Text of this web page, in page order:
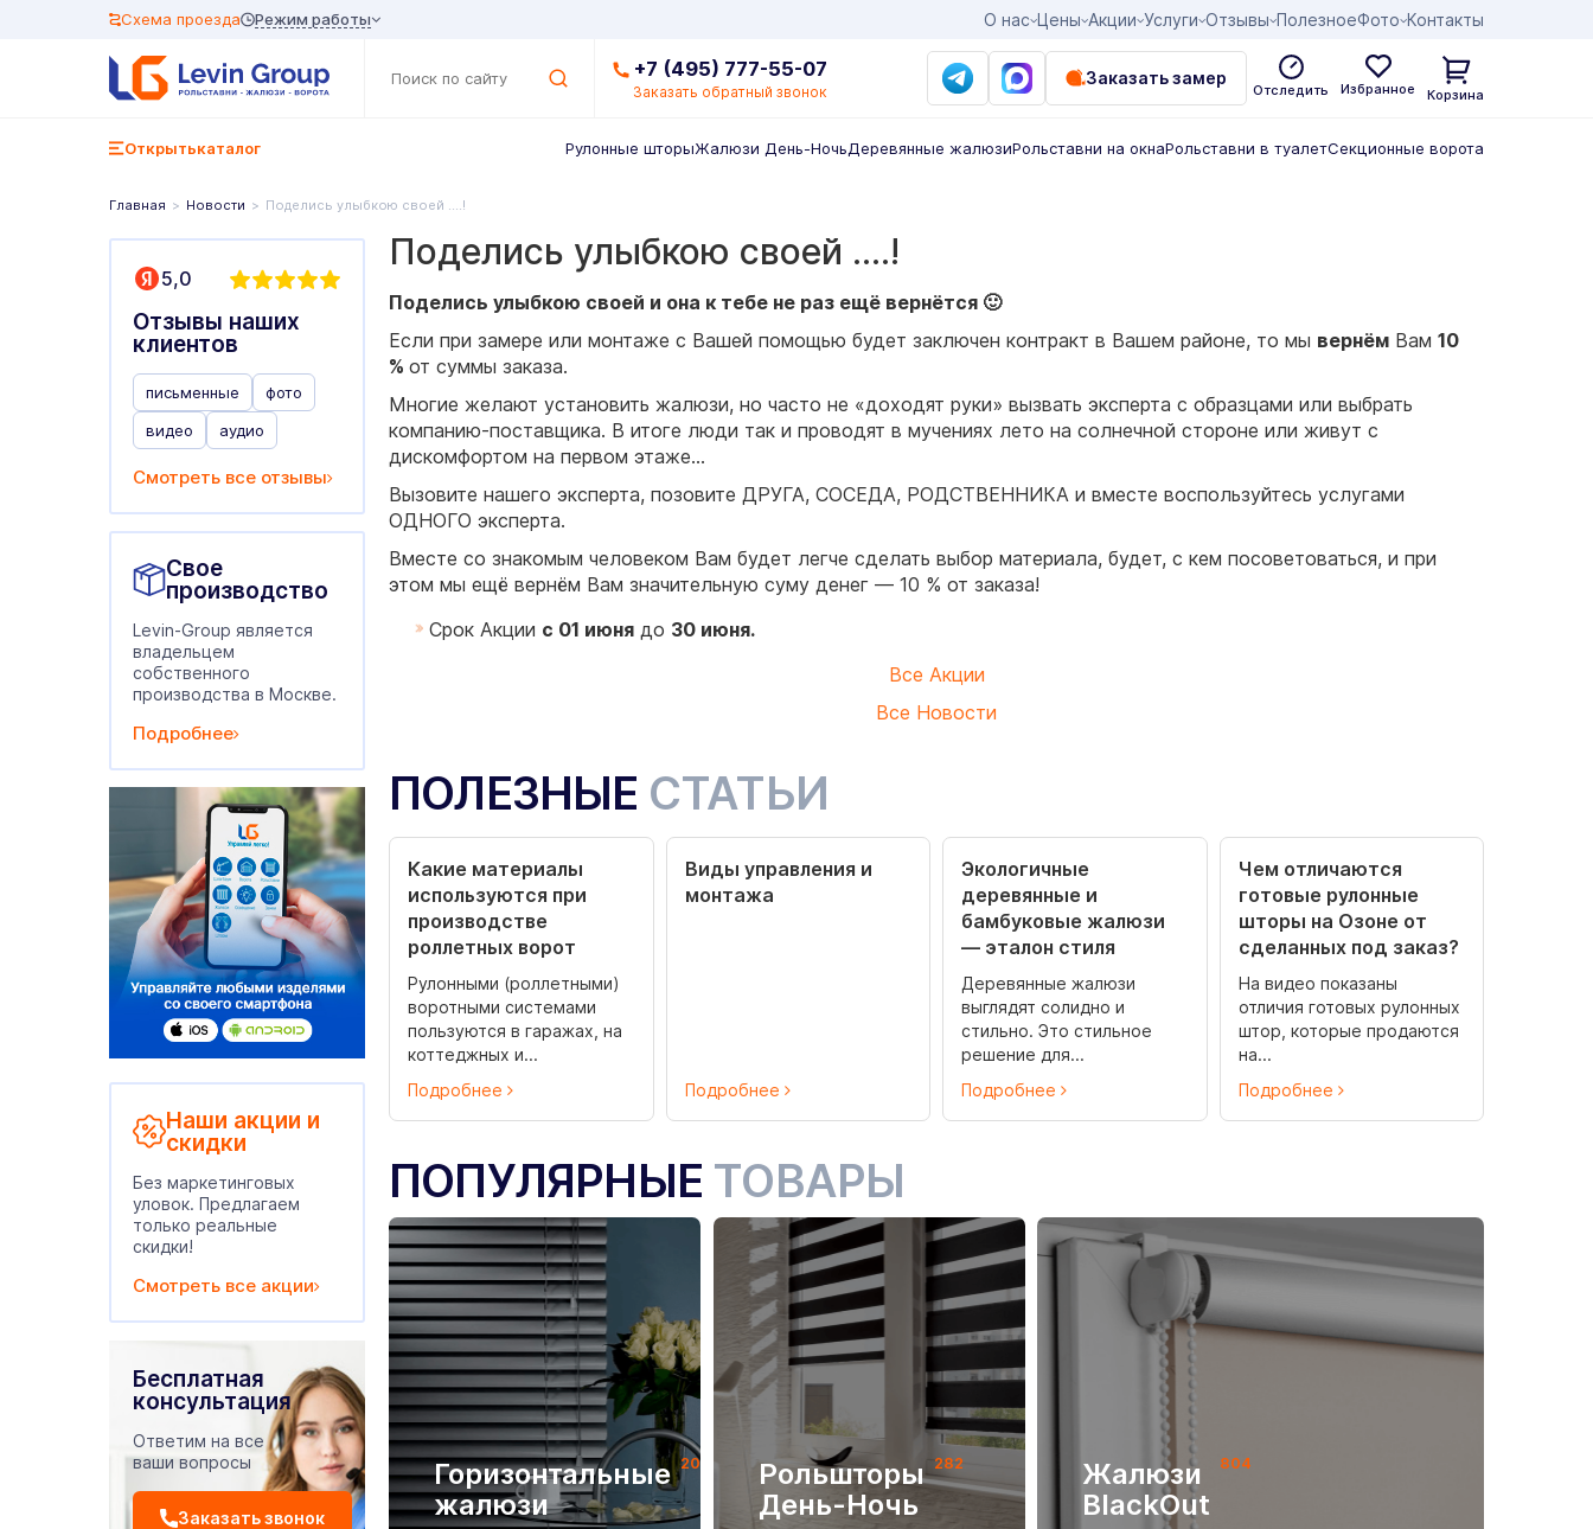
О нас Цены Акции Услуги Отзывы ПолезноеФото Контакты
Схема проезда Режим работы
+7 (495) 777-55-07
Заказать обратный звонок
Заказать замер
Отследить Избранное Корзина
Открытькаталог Рулонные шторыЖалюзи День-НочьДеревянные жалюзиРольставни на окнаРольставни в туалетСекционные ворота
Главная Новости Поделись улыбкою своей ….!
5,0
Отзывы наших
клиентов
письменные
фото
видео
аудио
Смотреть все отзывы
Свое
производство
Levin-Group является
владельцем
собственного
производства в Москве.
Подробнее
Наши акции и
скидки
Без маркетинговых
уловок. Предлагаем
только реальные
скидки!
Смотреть все акции
Бесплатная
консультация
Ответим на все
ваши вопросы
Заказать звонок
Поделись улыбкою своей ….!
Поделись улыбкою своей и она к тебе не раз ещё вернётся 🙂
Если при замере или монтаже с Вашей помощью будет заключен контракт в Вашем районе, то мы вернём Вам 10
% от суммы заказа.
Многие желают установить жалюзи, но часто не «доходят руки» вызвать эксперта с образцами или выбрать
компанию-поставщика. В итоге люди так и проводят в мучениях лето на солнечной стороне или живут с
дискомфортом на первом этаже…
Вызовите нашего эксперта, позовите ДРУГА, СОСЕДА, РОДСТВЕННИКА и вместе воспользуйтесь услугами
ОДНОГО эксперта.
Вместе со знакомым человеком Вам будет легче сделать выбор материала, будет, с кем посоветоваться, и при
этом мы ещё вернём Вам значительную суму денег — 10 % от заказа!
Срок Акции с 01 июня до 30 июня.
Все Акции
Все Новости
ПОЛЕЗНЫЕ СТАТЬИ
Какие материалы
используются при
производстве
роллетных ворот
Рулонными (роллетными)
воротными системами
пользуются в гаражах, на
коттеджных и...
Подробнее
Виды управления и
монтажа
Подробнее
Экологичные
деревянные и
бамбуковые жалюзи
— эталон стиля
Деревянные жалюзи
выглядят солидно и
стильно. Это стильное
решение для...
Подробнее
Чем отличаются
готовые рулонные
шторы на Озоне от
сделанных под заказ?
На видео показаны
отличия готовых рулонных
штор, которые продаются
на...
Подробнее
ПОПУЛЯРНЫЕ ТОВАРЫ
Горизонтальные
жалюзи
205
Рольшторы
День-Ночь
282
Жалюзи
BlackOut
804